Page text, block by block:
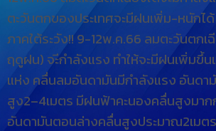
ตะวันตกของประเทศจะมีฝนเพิ่ม-หนักได้
ภาคใต้ระวัง!! 9-12พ.ค.66 ลมตะวันต
ฤดูฝน) จะีกำลังแรง ทำให้จะมีฝนเพิ่มขึ้
แห่ง คลื่นลมอันดามันมีกำลังแรง อันด
สูง2–4เมตร มีฝนฟ้าคะนองคลื่นสูงมาก
อันดามันตอนล่างคลื่นสูงประมาณ2เมต